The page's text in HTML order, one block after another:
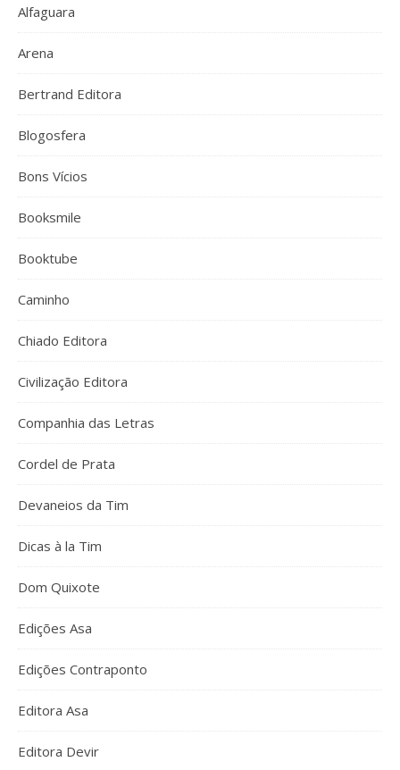
Alfaguara
Arena
Bertrand Editora
Blogosfera
Bons Vícios
Booksmile
Booktube
Caminho
Chiado Editora
Civilização Editora
Companhia das Letras
Cordel de Prata
Devaneios da Tim
Dicas à la Tim
Dom Quixote
Edições Asa
Edições Contraponto
Editora Asa
Editora Devir